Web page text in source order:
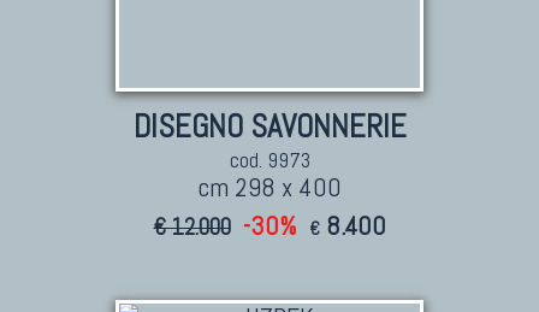
DISEGNO SAVONNERIE
cod. 9973
cm 298 x 400
€ 12.000 -30% € 8.400